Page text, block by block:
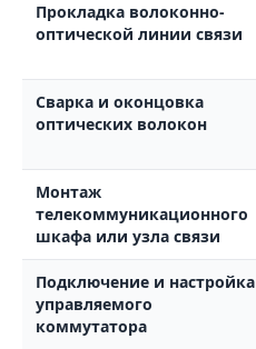
Прокладка волоконно-
оптической линии связи
Сварка и оконцовка
оптических волокон
Монтаж
телекоммуникационного
шкафа или узла связи
Подключение и настройка
управляемого
коммутатора